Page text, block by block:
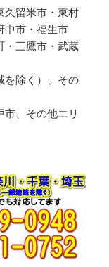
久留米市・東村
中市・福生市
・三鷹市・武蔵
を除く）、その
市、その他エリ